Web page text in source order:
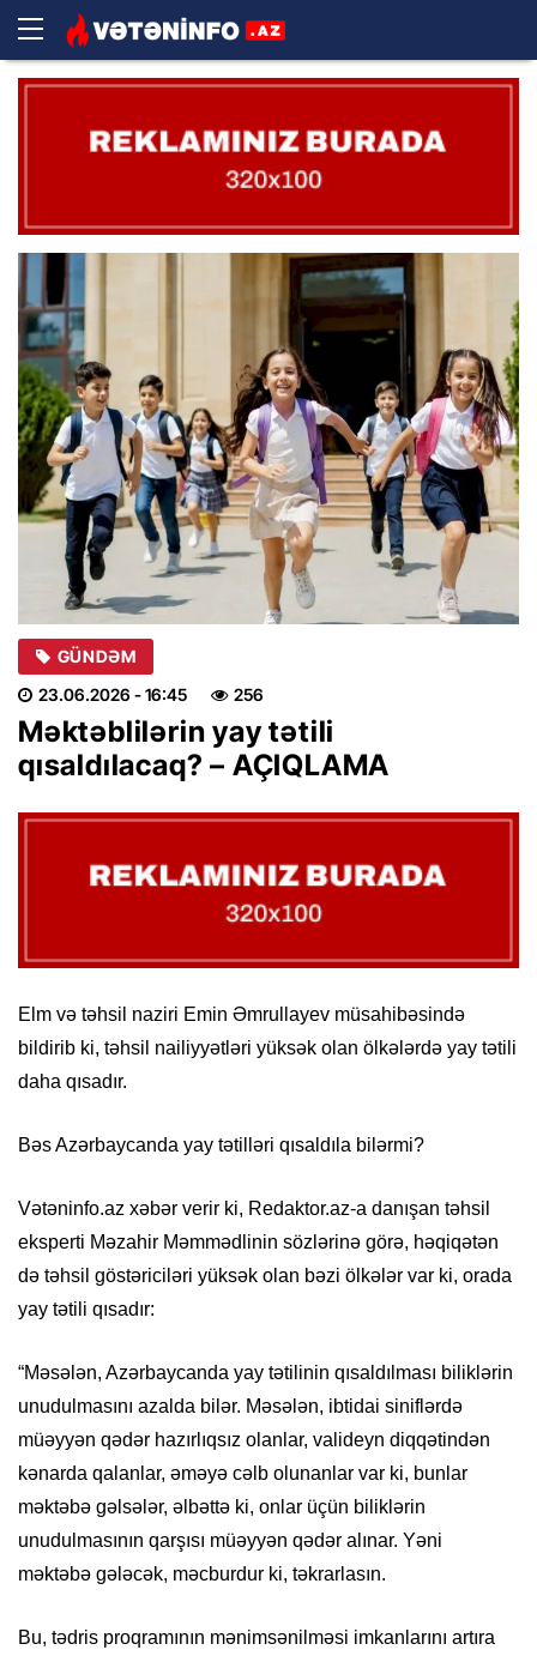
GÜNDƏM
23.06.2026 - 16:45 256
Məktəblilərin yay tətili
qısaldılacaq? – AÇIQLAMA
Elm və təhsil naziri Emin Əmrullayev müsahibəsində
bildirib ki, təhsil nailiyyətləri yüksək olan ölkələrdə yay tətili
daha qısadır.
Bəs Azərbaycanda yay tətilləri qısaldıla bilərmi?
Vətəninfo.az xəbər verir ki, Redaktor.az-a danışan təhsil
eksperti Məzahir Məmmədlinin sözlərinə görə, həqiqətən
də təhsil göstəriciləri yüksək olan bəzi ölkələr var ki, orada
yay tətili qısadır:
“Məsələn, Azərbaycanda yay tətilinin qısaldılması biliklərin
unudulmasını azalda bilər. Məsələn, ibtidai siniflərdə
müəyyən qədər hazırlıqsız olanlar, valideyn diqqətindən
kənarda qalanlar, əməyə cəlb olunanlar var ki, bunlar
məktəbə gəlsələr, əlbəttə ki, onlar üçün biliklərin
unudulmasının qarşısı müəyyən qədər alınar. Yəni
məktəbə gələcək, məcburdur ki, təkrarlasın.
Bu, tədris proqramının mənimsənilməsi imkanlarını artıra